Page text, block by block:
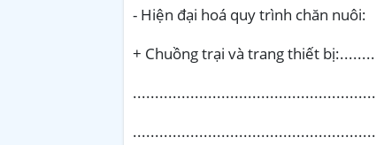
- Hiện đại hoá quy trình chăn nuôi:
+ Chuồng trại và trang thiết